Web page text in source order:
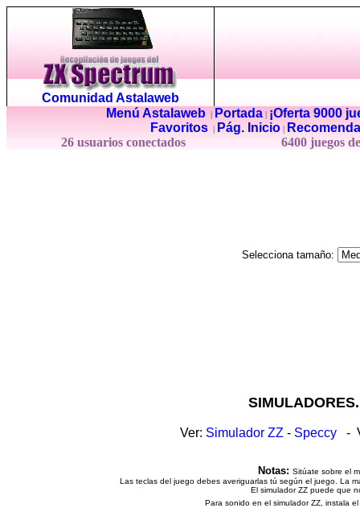
Comunidad Astalaweb
Menú Astalaweb| Portada|
¡Oferta 9000
Favoritos
Pág. Inicio
26 usuarios conectados
6400 juegos
Selecciona tamaño:
Ver: Simulador ZZ - Speccy -
Notas: Sitúate sobre el
Las teclas del juego debes averiguarlas tú según el juego. La
El simulador ZZ puede que
Para sonido en el simulador ZZ, instala